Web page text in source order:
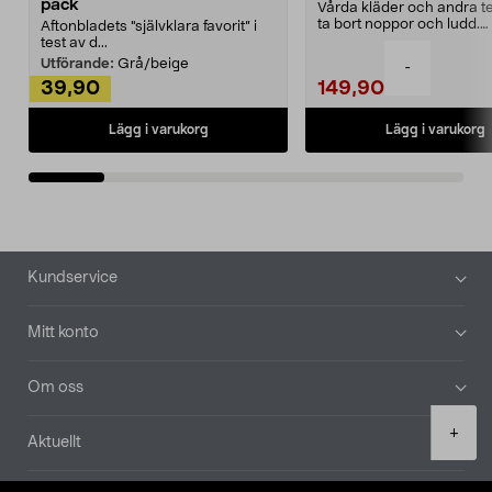
-
+
pack
Aftonbladets "självklara favorit” i
test av d...
Utförande: Grå/beige
39,90
Lägg i varukorg
Vårda kläder och andra
ta bort noppor och ludd.
149,90
Lägg i varukorg
Sidfot
Kundservice
Mitt konto
Om oss
Aktuellt